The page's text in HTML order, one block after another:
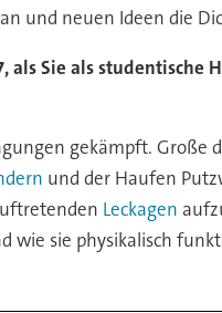
und neuen Ideen die
als Sie als
gekämpft. Große
und der Haufen
Leckagen
wie sie physikalisch